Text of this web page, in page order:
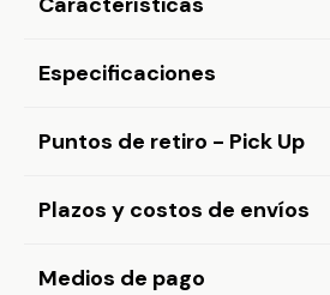
Especificaciones
Puntos de retiro - Pick Up
Plazos y costos de envíos
Medios de pago